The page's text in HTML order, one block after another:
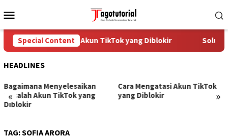
to
Menu
Special Content
Cara Mengatasi Akun TikTok yang Diblokir Solusi
HEADLINES
« »
Bagaimana Menyelesaikan
Masalah Akun TikTok yang
Diblokir
Cara Mengatasi Akun TikTok
yang Diblokir
TAG:SOFIA ARORA